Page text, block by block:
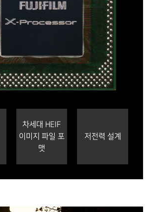
차세대 HEIF
이미지 파일 포
맷
저전력 설계